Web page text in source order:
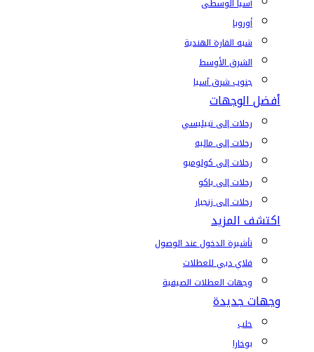
آسيا الوسطى
أوروبا
شبه القارة الهندية
الشرق الأوسط
جنوب شرق آسيا
أفضل الوجهات
رحلات إلى تبيليسي
رحلات إلى ماليه
رحلات إلى كولومبو
رحلات إلى باكو
رحلات إلى زنجبار
اكتشف المزيد
تأشيرة الدخول عند الوصول
فلاي دبي للعطلات
وجهات العطلات الصيفية
وجهات جديدة
حلب
بوخارا